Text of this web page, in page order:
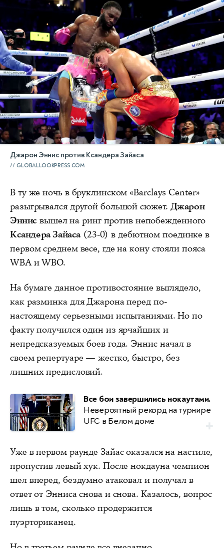
Джарон Эннис против Ксандера Зайаса
GLOBALLOOKPRESS.COM
В ту же ночь в бруклинском «Barclays Center»
разыгрывался другой большой сюжет. Джарон
Эннис вышел на ринг против непобежденного
Ксандера Зайаса(23-0) в дебютном поединке в
первом среднем весе, где на кону стояли пояса
WBA и WBO.
На бумаге данное противостояние выглядело,
как разминка для Джарона перед по-
настоящему серьезными испытаниями. Но по
факту получился один из ярчайших и
непредсказуемых боев года. Эннис начал в
своем репертуаре — жестко, быстро, без
лишних предисловий.
Все бои завершились нокаутами.
Невероятный рекорд на турнире
UFC в Белом доме
Уже в первом раунде Зайас оказался на настиле,
пропустив левый хук. После нокдауна чемпион
шел вперед, бездумно атаковал и получал в
ответ от Энниса снова и снова. Казалось, вопрос
лишь в том, сколько продержится
пуэрториканец.